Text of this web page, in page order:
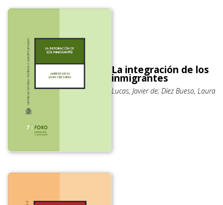
La integración de los
inmigrantes
Lucas, Javier de; Díez Bueso, Laura